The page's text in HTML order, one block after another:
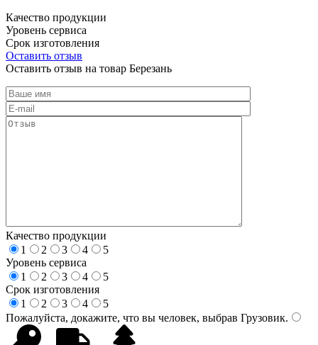
Качество продукции
Уровень сервиса
Срок изготовления
Оставить отзыв
Оставить отзыв на товар Березань
Качество продукции
1
2 3 4
5
Уровень сервиса
1
2 3 4
5
Срок изготовления
1
2 3 4
5
Пожалуйста, докажите, что вы человек, выбрав Грузовик.